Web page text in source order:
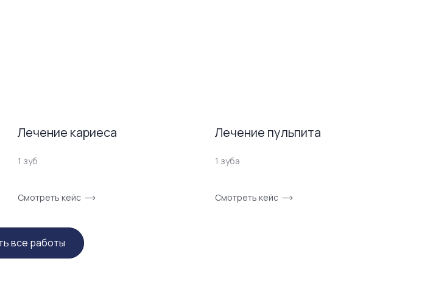
Лечение кариеса
1 зуб
Смотреть кейс
Лечение пульпита
1 зуба
Смотреть кейс
все работы